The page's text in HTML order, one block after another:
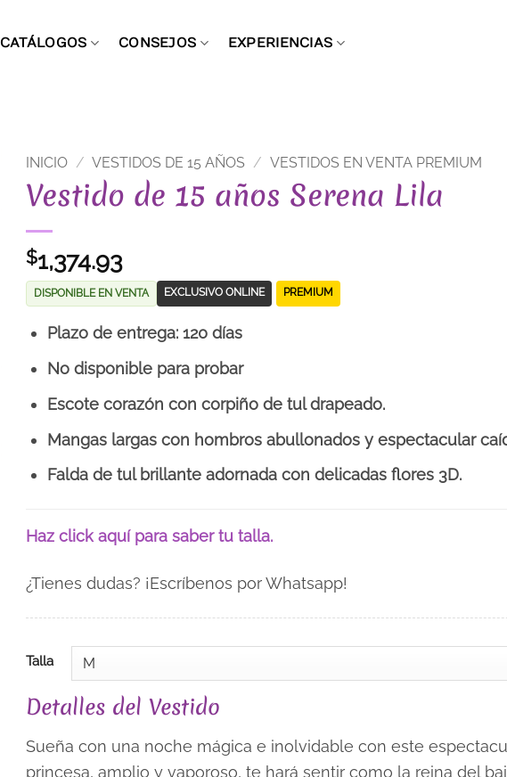
CATÁLOGOS CONSEJOS EXPERIENCIAS
INICIO / VESTIDOS DE 15 AÑOS / VESTIDOS EN VENTA PREMIUM
Vestido de 15 años Serena Lila
$1,374.93
DISPONIBLE EN VENTA EXCLUSIVO ONLINE PREMIUM
Plazo de entrega: 120 días
No disponible para probar
Escote corazón con corpiño de tul drapeado.
Mangas largas con hombros abullonados y espectacular
Falda de tul brillante adornada con delicadas flores 3D.
Haz click aquí para saber tu talla.
¿Tienes dudas? ¡Escríbenos por Whatsapp!
Talla
Detalles del Vestido
Sueña con una noche mágica e inolvidable con este
princesa, amplio y vaporoso, te hará sentir como la reina del